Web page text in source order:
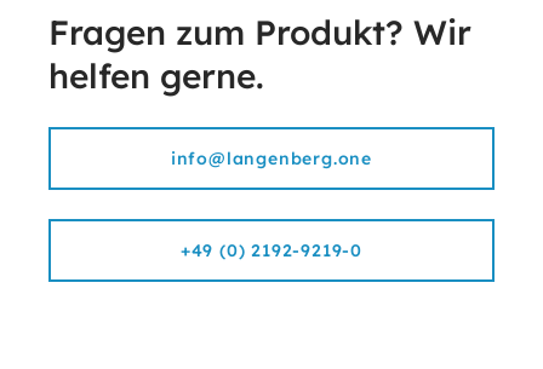
Fragen zum Produkt? Wir
helfen gerne.
info@langenberg.one
+49 (0) 2192-9219-0